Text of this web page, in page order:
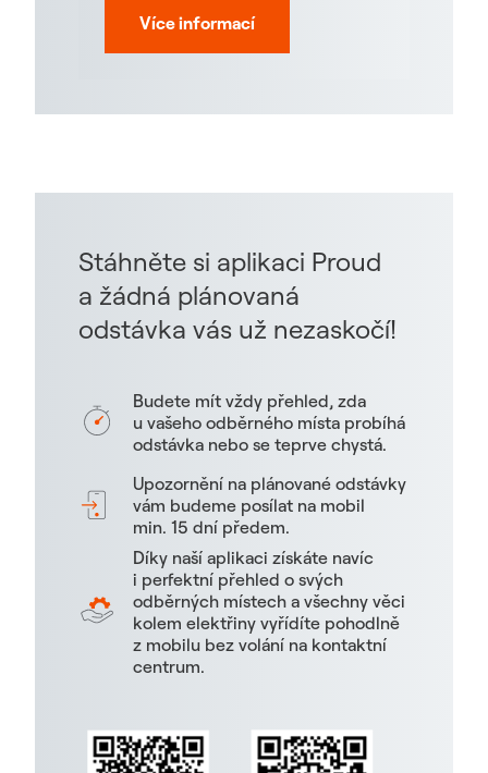
Více informací
Stáhněte si aplikaci Proud
a žádná plánovaná
odstávka vás už nezaskočí!
Budete mít vždy přehled, zda
u vašeho odběrného místa probíhá
odstávka nebo se teprve chystá.
Upozornění na plánované odstávky
vám budeme posílat na mobil
min. 15 dní předem.
Díky naší aplikaci získáte navíc
i perfektní přehled o svých
odběrných místech a všechny věci
kolem elektřiny vyřídíte pohodlně
z mobilu bez volání na kontaktní
centrum.